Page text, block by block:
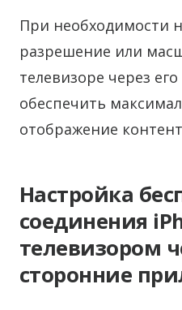
При необходимости
разрешение или
телевизоре через
обеспечить
отображение
Настройка
соединения
телевизором
сторонние